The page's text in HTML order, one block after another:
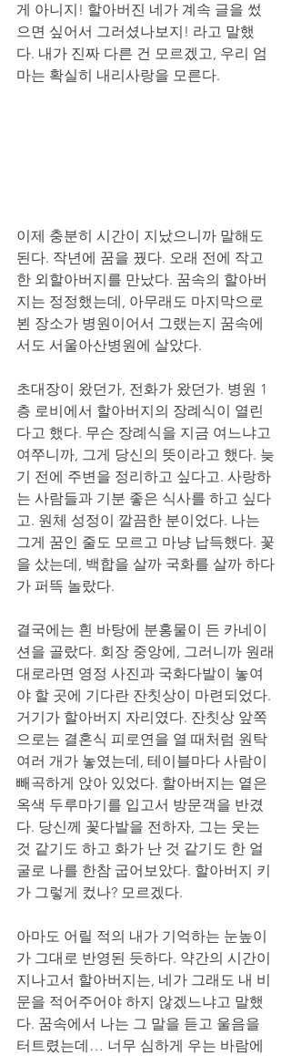
게 아니지! 할아버진 네가 계속 글을 썼
으면 싶어서 그러셨나보지! 라고 말했
다. 내가 진짜 다른 건 모르겠고, 우리 엄
마는 확실히 내리사랑을 모른다.
이제 충분히 시간이 지났으니까 말해도
된다. 작년에 꿈을 꿨다. 오래 전에 작고
한 외할아버지를 만났다. 꿈속의 할아버
지는 정정했는데, 아무래도 마지막으로
뵌 장소가 병원이어서 그랬는지 꿈속에
서도 서울아산병원에 살았다.
초대장이 왔던가, 전화가 왔던가. 병원 1
층 로비에서 할아버지의 장례식이 열린
다고 했다. 무슨 장례식을 지금 여느냐고
여쭈니까, 그게 당신의 뜻이라고 했다. 늦
기 전에 주변을 정리하고 싶다고. 사랑하
는 사람들과 기분 좋은 식사를 하고 싶다
고. 원체 성정이 깔끔한 분이었다. 나는
그게 꿈인 줄도 모르고 마냥 납득했다. 꽃
을 샀는데, 백합을 살까 국화를 살까 하다
가 퍼뜩 놀랐다.
결국에는 흰 바탕에 분홍물이 든 카네이
션을 골랐다. 회장 중앙에, 그러니까 원래
대로라면 영정 사진과 국화다발이 놓여
야 할 곳에 기다란 잔칫상이 마련되었다.
거기가 할아버지 자리였다. 잔칫상 앞쪽
으로는 결혼식 피로연을 열 때처럼 원탁
여러 개가 놓였는데, 테이블마다 사람이
빼곡하게 앉아 있었다. 할아버지는 옅은
옥색 두루마기를 입고서 방문객을 반겼
다. 당신께 꽃다발을 전하자, 그는 웃는
것 같기도 하고 화가 난 것 같기도 한 얼
굴로 나를 한참 굽어보았다. 할아버지 키
가 그렇게 컸나? 모르겠다.
아마도 어릴 적의 내가 기억하는 눈높이
가 그대로 반영된 듯하다. 약간의 시간이
지나고서 할아버지는, 네가 그래도 내 비
문을 적어주어야 하지 않겠느냐고 말했
다. 꿈속에서 나는 그 말을 듣고 울음을
터트렸는데… 너무 심하게 우는 바람에